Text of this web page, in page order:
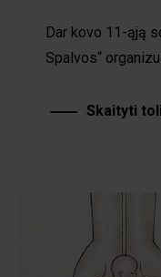
Dar kovo 11-ąją
Spalvos“
Skaityti